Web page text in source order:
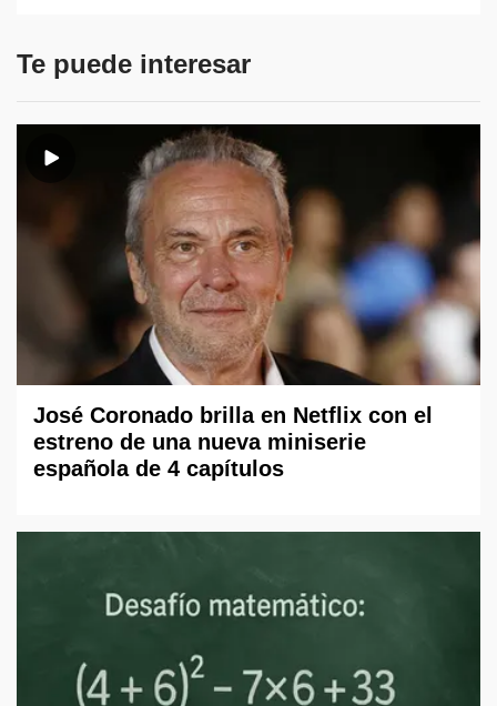
Te puede interesar
José Coronado brilla en Netflix con el
estreno de una nueva miniserie
española de 4 capítulos